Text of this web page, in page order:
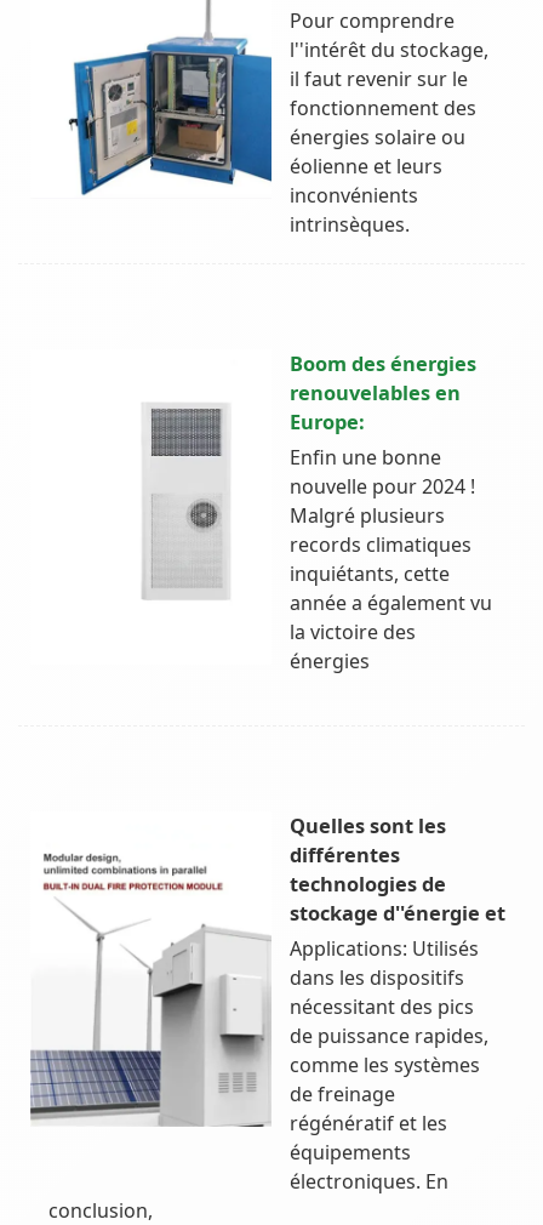
Pour comprendre
l''intérêt du stockage,
il faut revenir sur le
fonctionnement des
énergies solaire ou
éolienne et leurs
inconvénients
intrinsèques.
Boom des énergies
renouvelables en
Europe:
Enfin une bonne
nouvelle pour 2024 !
Malgré plusieurs
records climatiques
inquiétants, cette
année a également vu
la victoire des
énergies
Quelles sont les
différentes
technologies de
stockage d''énergie et
Applications: Utilisés
dans les dispositifs
nécessitant des pics
de puissance rapides,
comme les systèmes
de freinage
régénératif et les
équipements
électroniques. En
conclusion,